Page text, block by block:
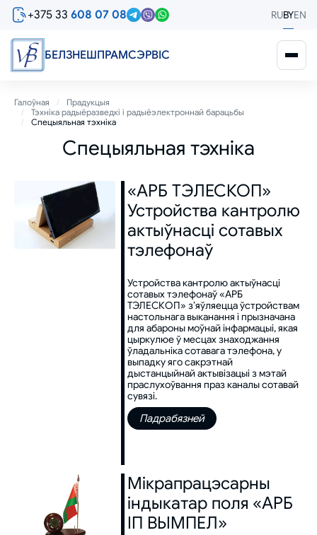
Перайсці
змесціва
+375 33 608 07 08 RUBYEN
БЕЛЗНЕШПРАМСЭРВIС
Breadcrumb
Галоўная
Прадукцыя
Тэхніка радыёразведкі і радыёэлектроннай барацьбы
Спецыяльная тэхніка
Спецыяльная тэхніка
«АРБ ТЭЛЕСКОП»
Устройства кантролю
актыўнасці сотавых
тэлефонаў
Устройства кантролю актыўнасці
сотавых тэлефонаў «АРБ
ТЭЛЕСКОП» з’яўляецца ўстройствам
настольнага выканання і прызначана
для абароны моўнай інфармацыі, якая
цыркулюе ў месцах знаходжання
ўладальніка сотавага тэлефона, у
выпадку яго сакрэтнай
дыстанцыйнай актывізацыі з мэтай
праслухоўвання праз каналы сотавай
сувязі.
Падрабязней
Мікрапрацэсарны
індыкатар поля «АРБ
ІП ВЫМПЕЛ»